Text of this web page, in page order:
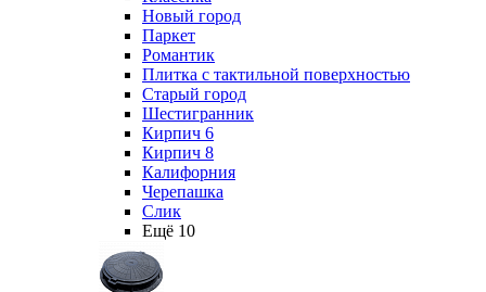
Новый город
Паркет
Романтик
Плитка с тактильной поверхностью
Старый город
Шестигранник
Кирпич 6
Кирпич 8
Калифорния
Черепашка
Слик
Ещё 10